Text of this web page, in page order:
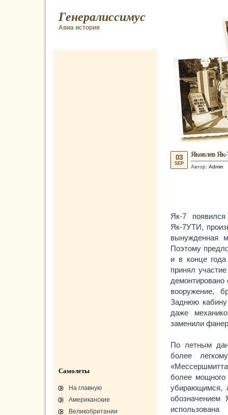
Генералиссимус
Авиа история
Яковлев Як-
Автор: Admin
03
SEP
Як-7 появился
Як-7УТИ,
вынужденная
Поэтому
и в конце
принял
вооружение,
Заднюю кабину
даже
заменили
По летным
более
более
убирающимся,
Самолеты
На главную
Американские
Великобритании